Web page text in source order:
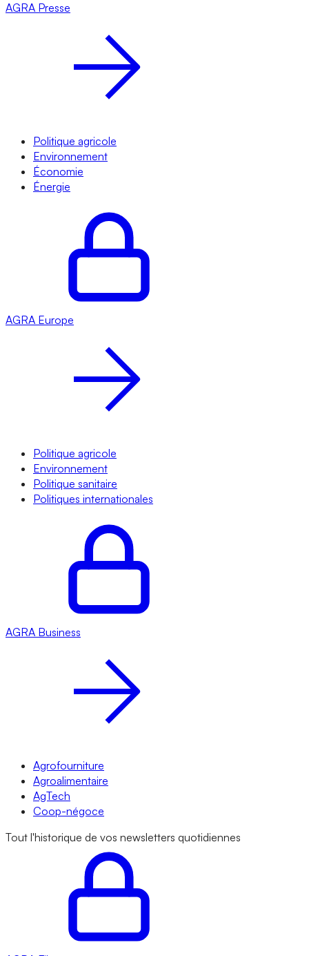
AGRA Presse
Politique agricole
Environnement
Économie
Énergie
AGRA Europe
Politique agricole
Environnement
Politique sanitaire
Politiques internationales
AGRA Business
Agrofourniture
Agroalimentaire
AgTech
Coop-négoce
Tout l'historique de vos newsletters quotidiennes